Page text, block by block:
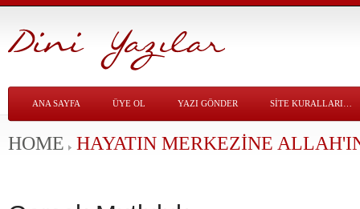
ANA SAYFA ÜYE OL YAZI GÖNDER SITE KURALLARI…
HOME HAYATIN MERKEZINE